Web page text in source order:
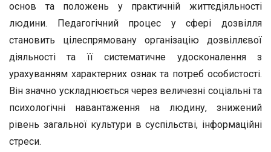
основ та положень у практичній життєдіяльності
людини. Педагогічний процес у сфері дозвілля
становить цілеспрямовану організацію дозвіллєвої
діяльності та її систематичне удосконалення з
урахуванням характерних ознак та потреб особистості.
Він значно ускладнюється через величезні соціальні та
психологічні навантаження на людину, знижений
рівень загальної культури в суспільстві, інформаційні
стреси.